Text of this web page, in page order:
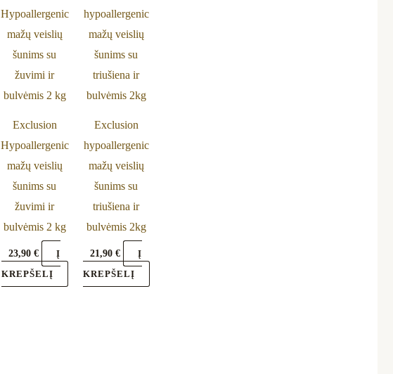
Exclusion
Hypoallergenic
mažų veislių
šunims su
žuvimi ir
bulvėmis 2 kg
23,90€
Į
KREPŠELĮ
Exclusion
hypoallergenic
mažų veislių
šunims su
triušiena ir
bulvėmis 2kg
21,90€
Į
KREPŠELĮ